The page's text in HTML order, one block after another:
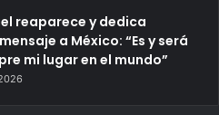
reaparece y dedica
a México: “Es y será
mi lugar en el mundo”